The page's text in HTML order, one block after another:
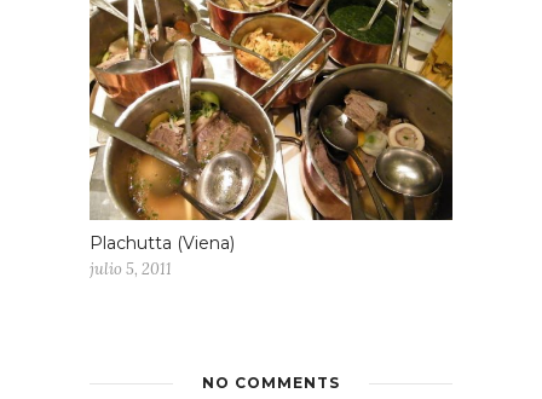
Plachutta (Viena)
julio 5, 2011
NO COMMENTS